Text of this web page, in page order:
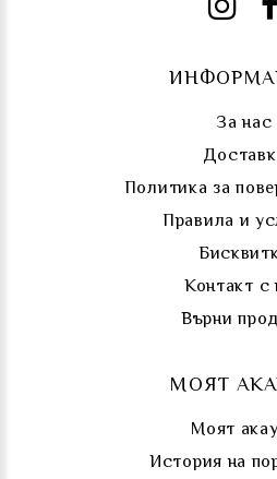
За нас
Политика за
Правила и
Контакт с
Върни
МОЯТ
Моят
История на